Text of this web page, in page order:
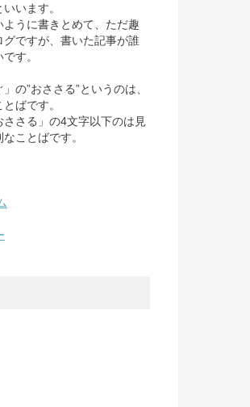
います。
うに書きとめて、ただ趣
ですが、書いた記事が誰
す。
の”おささる”というのは、
ばです。
さる」の4文字以下のは見
ことばです。